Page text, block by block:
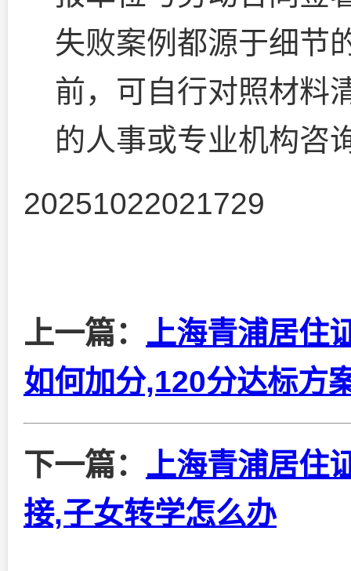
失败案例都源于细节
前，可自行对照材料
的人事或专业机构咨
20251022021729
上一篇： 上海青浦居住
如何加分,120分达标方
下一篇： 上海青浦居住
接,子女转学怎么办